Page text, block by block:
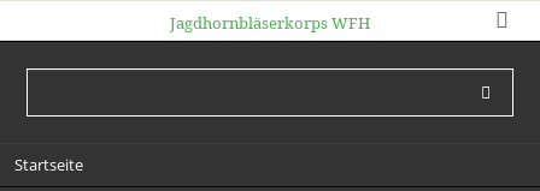
Jagdhornbläserkorps WFH
Navigation
überspringen
Startseite